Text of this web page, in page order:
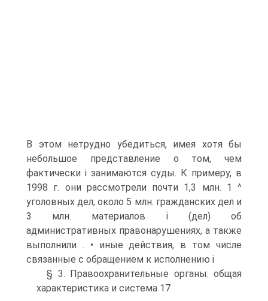
В этом нетрудно убедиться, имея хотя бы
небольшое представление о том, чем
фактически i занимаются суды. К примеру, в
1998 г. они рассмотрели почти 1,3 млн. 1 ^
уголовных дел, около 5 млн. гражданских дел и
3 млн. материалов i (дел) об
административных правонарушениях, а также
выполнили . • иные действия, в том числе
связанные с обращением к исполнению i
§ 3. Правоохранительные органы: общая
характеристика и система 17